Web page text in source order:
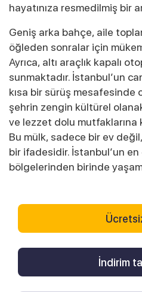
hayatınıza resmedilmiş bir
Geniş arka bahçe, aile
öğleden sonralar için
Ayrıca, altı araçlık kapalı
sunmaktadır. İstanbul’un
kısa bir sürüş mesafesinde
şehrin zengin kültürel
ve lezzet dolu mutfaklarına
Bu mülk, sadece bir ev
bir ifadesidir. İstanbul’un
bölgelerinden birinde
İndirim